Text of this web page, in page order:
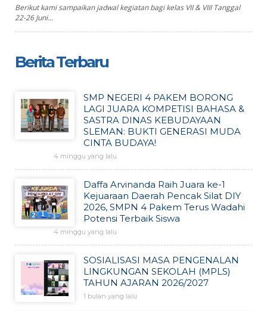
Berikut kami sampaikan jadwal kegiatan bagi kelas VII & VIII Tanggal
22-26 Juni...
Berita Terbaru
SMP NEGERI 4 PAKEM BORONG
LAGI JUARA KOMPETISI BAHASA &
SASTRA DINAS KEBUDAYAAN
SLEMAN: BUKTI GENERASI MUDA
CINTA BUDAYA!
4 minggu yang lalu
Daffa Arvinanda Raih Juara ke-1
Kejuaraan Daerah Pencak Silat DIY
2026, SMPN 4 Pakem Terus Wadahi
Potensi Terbaik Siswa
4 minggu yang lalu
SOSIALISASI MASA PENGENALAN
LINGKUNGAN SEKOLAH (MPLS)
TAHUN AJARAN 2026/2027
1 bulan yang lalu